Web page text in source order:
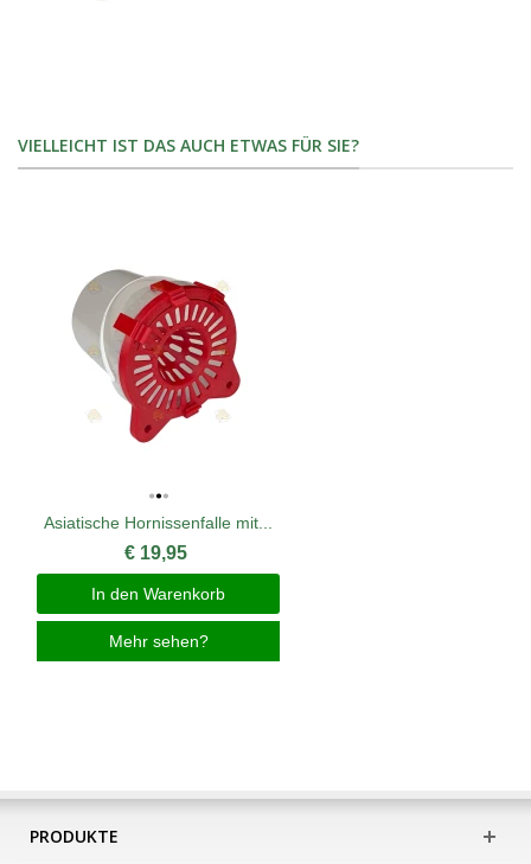
VIELLEICHT IST DAS AUCH ETWAS FÜR SIE?
Asiatische Hornissenfalle mit...
€ 19,95
In den Warenkorb
Mehr sehen?
PRODUKTE